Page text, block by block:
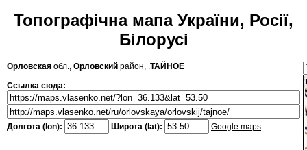
Топографічна мапа України, Росії,
Білорусі
Орловская обл., Орловский район, .ТАЙНОЕ
Ссылка сюда:
Долгота (lon): Широта (lat): Google maps